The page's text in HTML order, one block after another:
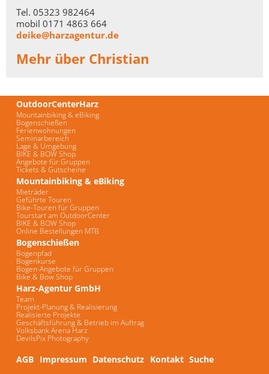
Tel. 05323 982464
mobil 0171 4863 664
deike@harzagentur.de
Mehr über Christian
OutdoorCenterHarz
Mountainbiking & eBiking
Bogenschießen
Ferienwohnungen
Seminarbereich
Lage & Umgebung
BIKE & BOW Shop
Angebote für Gruppen
Tickets & Gutscheine
Mountainbiking & eBiking
Mieträder
Geführte Touren
Bike-Touren für Gruppen
Tourstart am OutdoorCenter
BIKE & BOW Shop
Online Bestellungen MTB
Bogenschießen
Bogenpfad
Bogenkurse
Bogen-Angebote für Gruppen
Bike & Bow Shop
Harz-Agentur GmbH
Team
Projekt-Planung & Realisierung
Realisierte Projekte
Geschäftsführung & Betrieb im Auftrag
Volksbank Arena Harz
DevilsPix Photography
AGB Impressum Datenschutz Kontakt Suche